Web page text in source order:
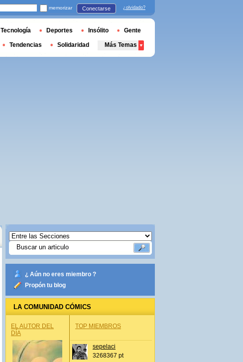
¿ Aún no eres miembro ?
Propón tu blog
LA COMUNIDAD CÓMICS
EL AUTOR DEL
DÍA
TOP MIEMBROS
sepelaci
3268367 pt
memorizar Conectarse ¿olvidado?
Tecnología Deportes Insólito Gente
Tendencias Solidaridad Más Temas